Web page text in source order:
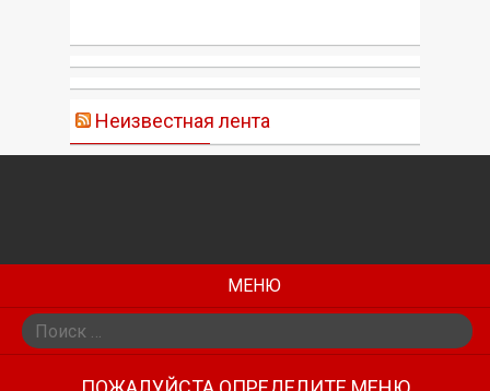
Неизвестная лента
МЕНЮ
Поиск: